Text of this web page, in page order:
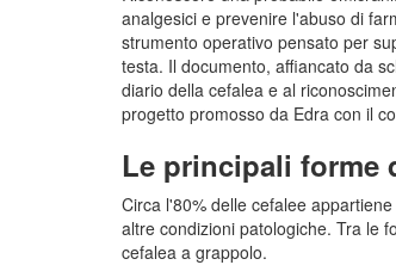
analgesici e prevenire l'abuso di
strumento operativo pensato per
testa. Il documento, affiancato da
diario della cefalea e al
progetto promosso da Edra con il
Le principali forme
Circa l'80% delle cefalee
altre condizioni patologiche. Tra le
cefalea a grappolo.